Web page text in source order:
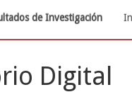
de Investigación
Digital